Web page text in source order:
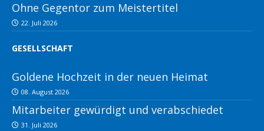
Ohne Gegentor zum Meistertitel
22. Juli 2026
GESELLSCHAFT
Goldene Hochzeit in der neuen Heimat
08. August 2026
Mitarbeiter gewürdigt und verabschiedet
31. Juli 2026